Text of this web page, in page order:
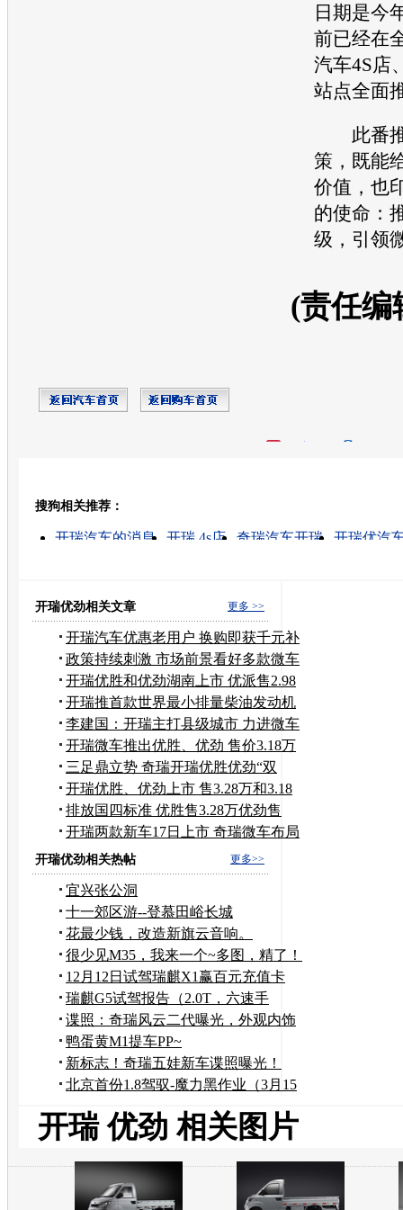
日期是今
前已经在
汽车4S店
站点全面
此番推
策，既能
价值，也
的使命：
级，引领
(责任编
搜狗相关推荐：
开瑞汽车的消息 开瑞 4s店 奇瑞汽车开瑞
开瑞优汽
更多 >>
开瑞优劲相关文章
开瑞汽车优惠老用户 换购即获千元补
贴
政策持续刺激 市场前景看好多款微车
入市
开瑞优胜和优劲湖南上市 优派售2.98
万
开瑞推首款世界最小排量柴油发动机
微客
李建国：开瑞主打县级城市 力进微车
前三甲
开瑞微车推出优胜、优劲 售价3.18万
元起
三足鼎立势 奇瑞开瑞优胜优劲“双
优”上市
开瑞优胜、优劲上市 售3.28万和3.18
万
排放国四标准 优胜售3.28万优劲售
3.18万
开瑞两款新车17日上市 奇瑞微车布局
完成
更多>>
开瑞优劲相关热帖
宜兴张公洞
十一郊区游--登慕田峪长城
花最少钱，改造新旗云音响。
很少见M35，我来一个~多图，精了！
12月12日试驾瑞麒X1赢百元充值卡
瑞麒G5试驾报告（2.0T，六速手
动）！！
谍照：奇瑞风云二代曝光，外观内饰
全记录
鸭蛋黄M1提车PP~
新标志！奇瑞五娃新车谍照曝光！
北京首份1.8驾驭-魔力黑作业（3月15
开瑞 优劲 相关图片